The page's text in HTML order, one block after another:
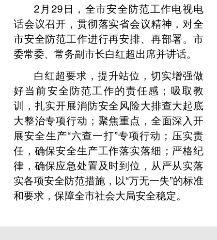
2月29日，全市安全防范工作电视电
话会议召开，贯彻落实省会议精神，对全
市安全防范工作进行再安排、再部署。市
委常委、常务副市长白红超出席并讲话。
白红超要求，提升站位，切实增强做
好当前安全防范工作的责任感；吸取教
训，扎实开展消防安全风险大排查大起底
大整治专项行动；聚焦重点，全面深入开
展安全生产“六查一打”专项行动；压实责
任，确保安全生产工作落实落细；严格纪
律，确保应急处置及时到位，从严从实落
实各项安全防范措施，以“万无一失”的标准
和要求，保障全市社会大局安全稳定。